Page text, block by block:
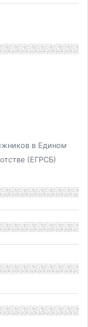
в Едином
(ЕГРСБ)